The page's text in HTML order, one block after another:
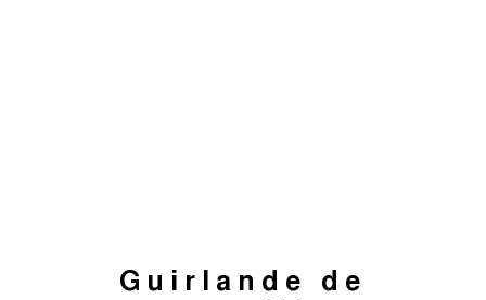
Guirlande de